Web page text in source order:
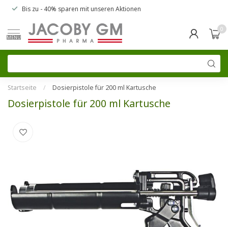
Bis zu - 40% sparen mit unseren Aktionen
MENU
0
Startseite / Dosierpistole für 200 ml Kartusche
Dosierpistole für 200 ml Kartusche